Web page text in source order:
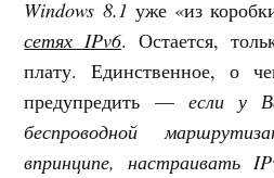
Windows 8.1 уже «из
сетях IPv6. Остается,
плату. Единственное, о
предупредить — если у
беспроводной
впринципе, настраивать